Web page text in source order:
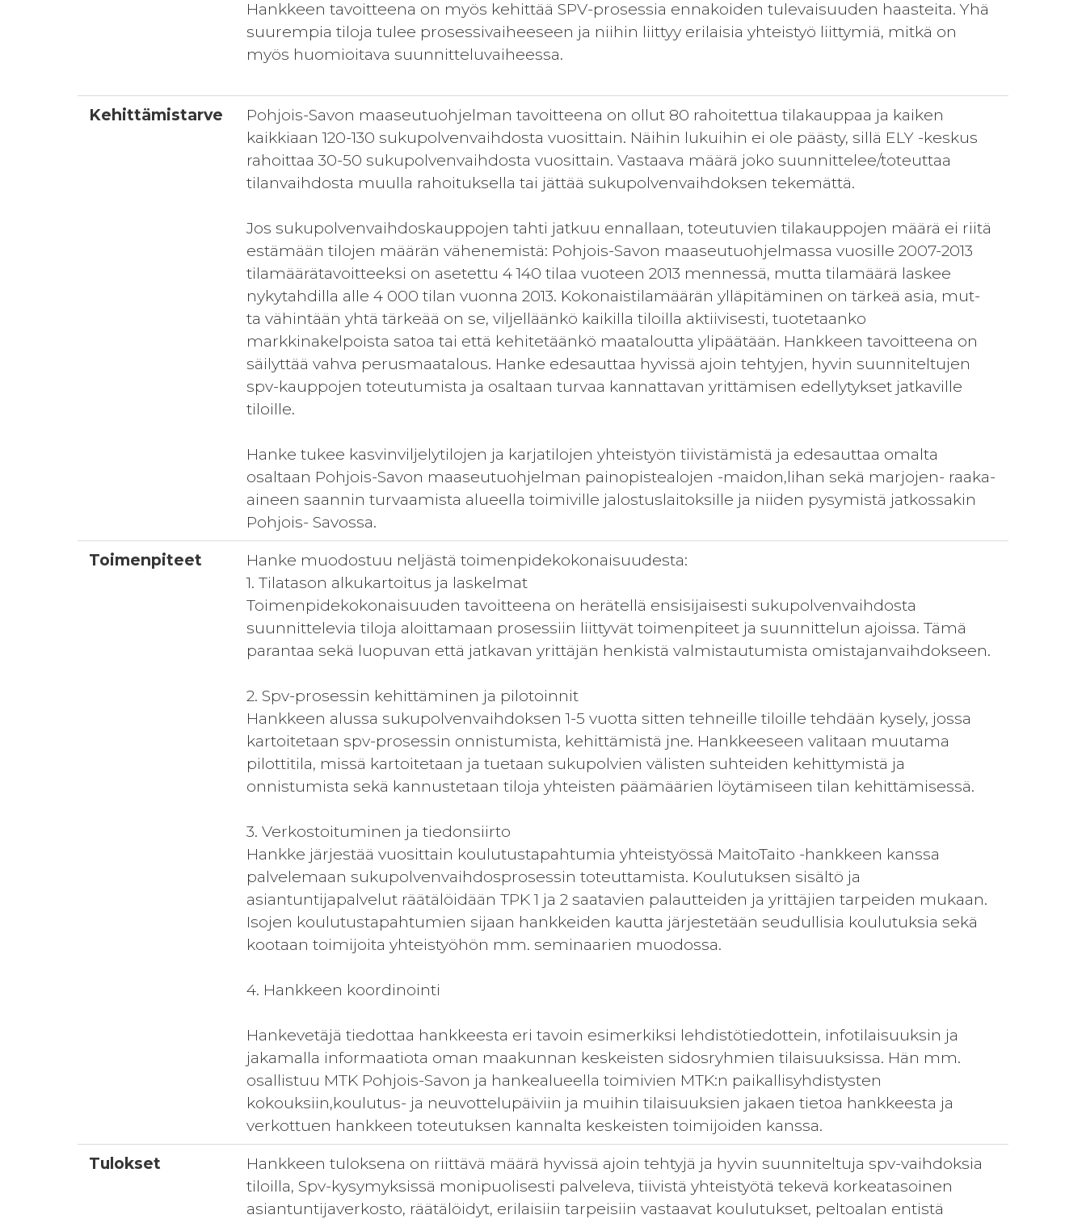
Hankkeen tavoitteena on myös kehittää SPV-prosessia ennakoiden tulevaisuuden haasteita. Yhä
suurempia tiloja tulee prosessivaiheeseen ja niihin liittyy erilaisia yhteistyö liittymiä, mitkä on
myös huomioitava suunnitteluvaiheessa.
Kehittämistarve
Pohjois-Savon maaseutuohjelman tavoitteena on ollut 80 rahoitettua tilakauppaa ja kaiken
kaikkiaan 120-130 sukupolvenvaihdosta vuosittain. Näihin lukuihin ei ole päästy, sillä ELY -keskus
rahoittaa 30-50 sukupolvenvaihdosta vuosittain. Vastaava määrä joko suunnittelee/toteuttaa
tilanvaihdosta muulla rahoituksella tai jättää sukupolvenvaihdoksen tekemättä.
Jos sukupolvenvaihdoskauppojen tahti jatkuu ennallaan, toteutuvien tilakauppojen määrä ei riitä
estämään tilojen määrän vähenemistä: Pohjois-Savon maaseutuohjelmassa vuosille 2007-2013
tilamäärätavoitteeksi on asetettu 4 140 tilaa vuoteen 2013 mennessä, mutta tilamäärä laskee
nykytahdilla alle 4 000 tilan vuonna 2013. Kokonaistilamäärän ylläpitäminen on tärkeä asia, mut-
ta vähintään yhtä tärkeää on se, viljelläänkö kaikilla tiloilla aktiivisesti, tuotetaanko
markkinakelpoista satoa tai että kehitetäänkö maataloutta ylipäätään. Hankkeen tavoitteena on
säilyttää vahva perusmaatalous. Hanke edesauttaa hyvissä ajoin tehtyjen, hyvin suunniteltujen
spv-kauppojen toteutumista ja osaltaan turvaa kannattavan yrittämisen edellytykset jatkaville
tiloille.
Hanke tukee kasvinviljelytilojen ja karjatilojen yhteistyön tiivistämistä ja edesauttaa omalta
osaltaan Pohjois-Savon maaseutuohjelman painopistealojen -maidon,lihan sekä marjojen- raaka-
aineen saannin turvaamista alueella toimiville jalostuslaitoksille ja niiden pysymistä jatkossakin
Pohjois- Savossa.
Toimenpiteet
Hanke muodostuu neljästä toimenpidekokonaisuudesta:
1. Tilatason alkukartoitus ja laskelmat
Toimenpidekokonaisuuden tavoitteena on herätellä ensisijaisesti sukupolvenvaihdosta
suunnittelevia tiloja aloittamaan prosessiin liittyvät toimenpiteet ja suunnittelun ajoissa. Tämä
parantaa sekä luopuvan että jatkavan yrittäjän henkistä valmistautumista omistajanvaihdokseen.
2. Spv-prosessin kehittäminen ja pilotoinnit
Hankkeen alussa sukupolvenvaihdoksen 1-5 vuotta sitten tehneille tiloille tehdään kysely, jossa
kartoitetaan spv-prosessin onnistumista, kehittämistä jne. Hankkeeseen valitaan muutama
pilottitila, missä kartoitetaan ja tuetaan sukupolvien välisten suhteiden kehittymistä ja
onnistumista sekä kannustetaan tiloja yhteisten päämäärien löytämiseen tilan kehittämisessä.
3. Verkostoituminen ja tiedonsiirto
Hankke järjestää vuosittain koulutustapahtumia yhteistyössä MaitoTaito -hankkeen kanssa
palvelemaan sukupolvenvaihdosprosessin toteuttamista. Koulutuksen sisältö ja
asiantuntijapalvelut räätälöidään TPK 1 ja 2 saatavien palautteiden ja yrittäjien tarpeiden mukaan.
Isojen koulutustapahtumien sijaan hankkeiden kautta järjestetään seudullisia koulutuksia sekä
kootaan toimijoita yhteistyöhön mm. seminaarien muodossa.
4. Hankkeen koordinointi
Hankevetäjä tiedottaa hankkeesta eri tavoin esimerkiksi lehdistötiedottein, infotilaisuuksin ja
jakamalla informaatiota oman maakunnan keskeisten sidosryhmien tilaisuuksissa. Hän mm.
osallistuu MTK Pohjois-Savon ja hankealueella toimivien MTK:n paikallisyhdistysten
kokouksiin,koulutus- ja neuvottelupäiviin ja muihin tilaisuuksien jakaen tietoa hankkeesta ja
verkottuen hankkeen toteutuksen kannalta keskeisten toimijoiden kanssa.
Tulokset
Hankkeen tuloksena on riittävä määrä hyvissä ajoin tehtyjä ja hyvin suunniteltuja spv-vaihdoksia
tiloilla, Spv-kysymyksissä monipuolisesti palveleva, tiivistä yhteistyötä tekevä korkeatasoinen
asiantuntijaverkosto, räätälöidyt, erilaisiin tarpeisiin vastaavat koulutukset, peltoalan entistä